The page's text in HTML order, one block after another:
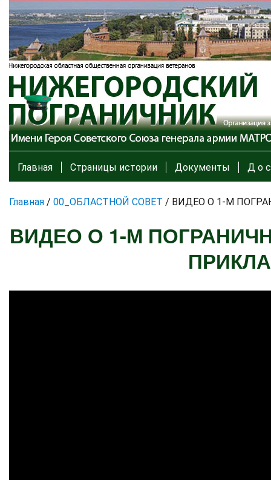
Главная Страницы истории Документы Д о с
Главная / 00_ОБЛАСТНОЙ СОВЕТ / ВИДЕО О 1-М
ВИДЕО О 1-М